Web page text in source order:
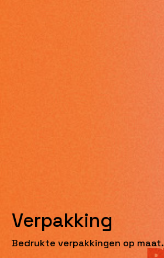
Verpakking
Bedrukte verpakkingen op maat.